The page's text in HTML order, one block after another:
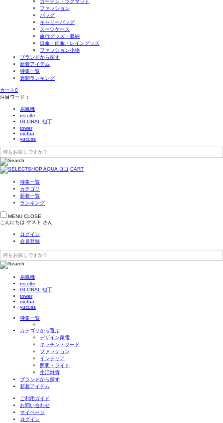
カーテン・ラグマット
ファッション
バッグ
キャリーバッグ
スーツケース
旅行グッズ・収納
日傘・雨傘・レイングッズ
ファッション小物
ブランドから探す
新着アイテム
特集一覧
週間ランキング
カート0
注目ワード：
扇風機
recolte
GLOBAL 包丁
tower
mofua
yucuss
CART
特集一覧
カテゴリ
新着一覧
ランキング
MENU CLOSE
こんにちは ゲスト さん
ログイン
会員登録
扇風機
recolte
GLOBAL 包丁
tower
mofua
yucuss
特集一覧
カテゴリから選ぶ
デザイン家電
キッチン・フード
ファッション
インテリア
照明・ライト
生活雑貨
ブランドから探す
新着アイテム
ご利用ガイド
お問い合わせ
マイページ
ログイン